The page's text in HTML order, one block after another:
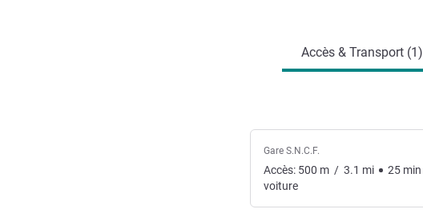
Accès & Transport (1)
Gare S.N.C.F.
Accès: 500 m / 3.1 mi 25 min
voiture